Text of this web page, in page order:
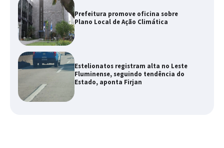
Prefeitura promove oficina sobre
Plano Local de Ação Climática
Estelionatos registram alta no Leste
Fluminense, seguindo tendência do
Estado, aponta Firjan